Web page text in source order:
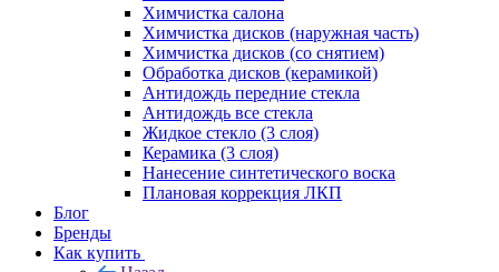
Химчистка салона
Химчистка дисков (наружная часть)
Химчистка дисков (со снятием)
Обработка дисков (керамикой)
Антидождь передние стекла
Антидождь все стекла
Жидкое стекло (3 слоя)
Керамика (3 слоя)
Нанесение синтетического воска
Плановая коррекция ЛКП
Блог
Бренды
Как купить